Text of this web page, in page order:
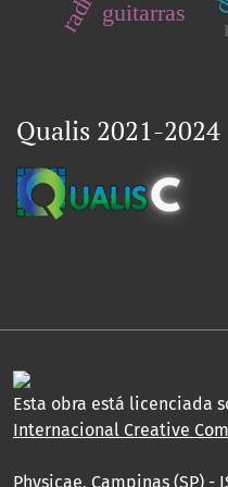
guitarras
Qualis 2021-2024
Esta obra está licenciada
Internacional Creative
Physicae, Campinas (SP) -